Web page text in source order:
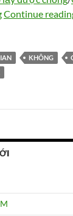
Continue
KHÔNG